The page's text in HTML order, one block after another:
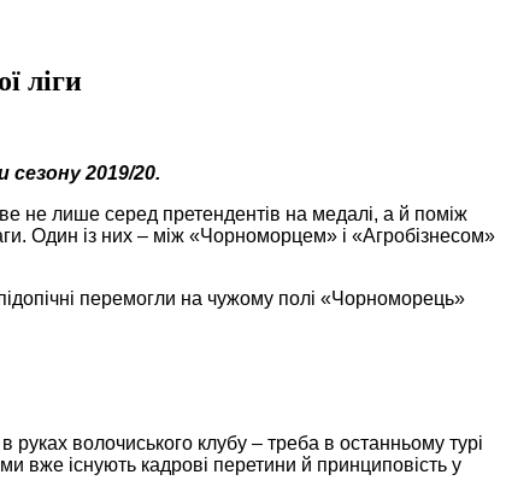
ліги
сезону2019/20.
не лише серед претендентів на медалі, а й поміж
Один із них – між «Чорноморцем» і «Агробізнесом»
перемогли на чужому полі «Чорноморець»
волочиського клубу – треба в останньому турі
вже існують кадрові перетини й принциповість у